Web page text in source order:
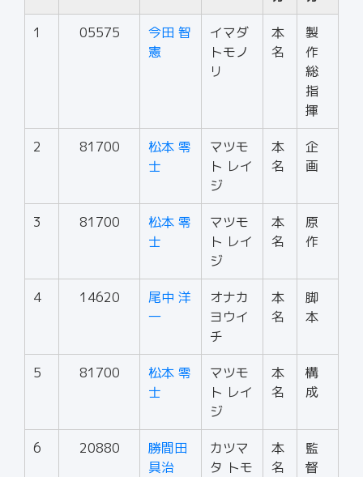
1 05575
今田 智
憲
イマダ
トモノ
リ
本
名
製
作
総
指
揮
2 81700
松本 零
士
マツモ
ト レイ
ジ
本
名
企
画
3 81700
松本 零
士
マツモ
ト レイ
ジ
本
名
原
作
4 14620
尾中 洋
一
オナカ
ヨウイ
チ
本
名
脚
本
5 81700
松本 零
士
マツモ
ト レイ
ジ
本
名
構
成
6 20880
勝間田
具治
カツマ
タ トモ
本
名
監
督